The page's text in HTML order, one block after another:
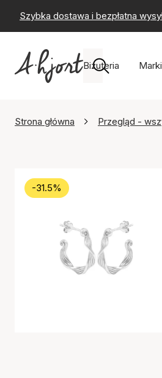
Szybka dostawa i bezpłatna
Biżuteria Marki
Strona główna Przegląd -
-31.5%